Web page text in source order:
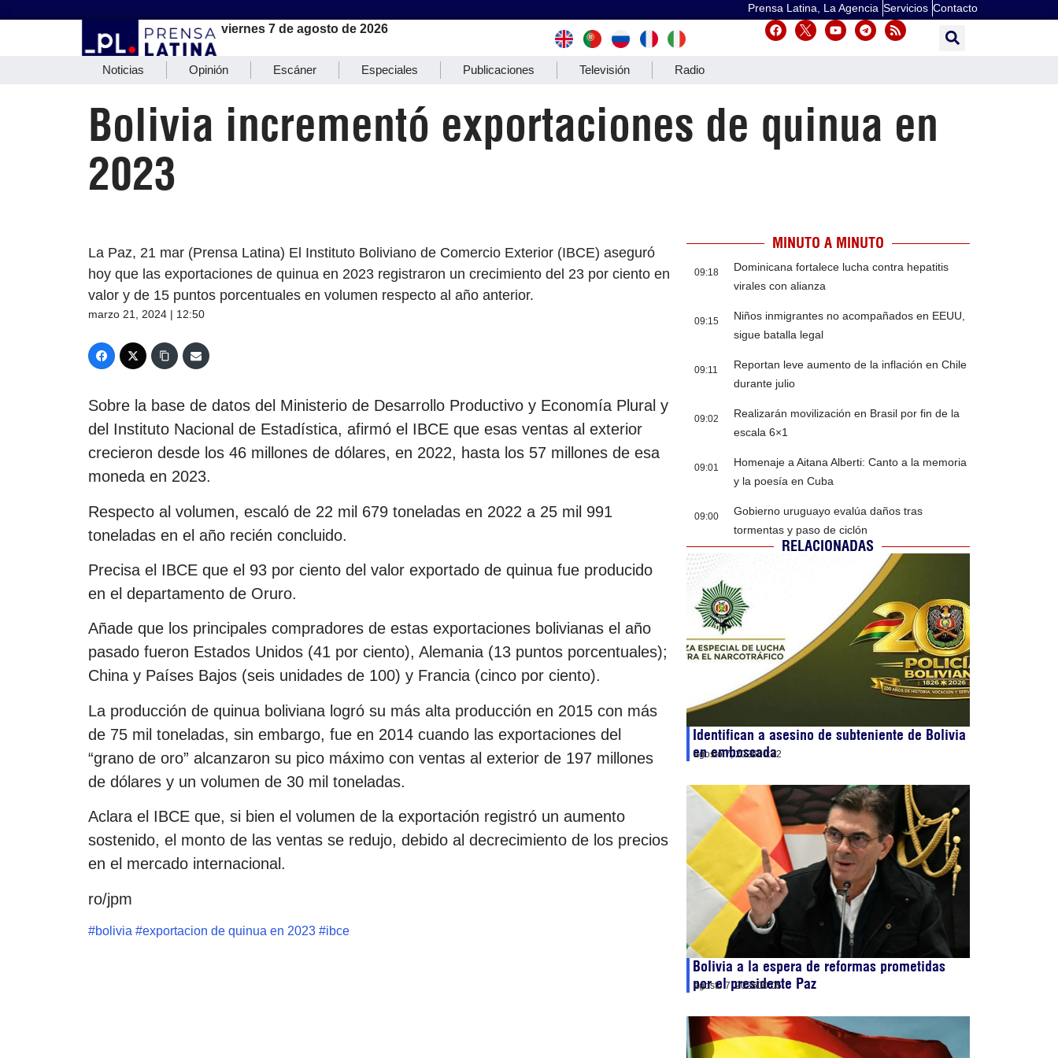
Prensa Latina, La Agencia Servicios Contacto
viernes 7 de agosto de 2026
Noticias Opinión Escáner Especiales Publicaciones Televisión Radio
Bolivia incrementó exportaciones de quinua en
2023
La Paz, 21 mar (Prensa Latina) El Instituto Boliviano de Comercio Exterior (IBCE) aseguró
hoy que las exportaciones de quinua en 2023 registraron un crecimiento del 23 por ciento en
valor y de 15 puntos porcentuales en volumen respecto al año anterior.
marzo 21, 2024 | 12:50
Sobre la base de datos del Ministerio de Desarrollo Productivo y Economía Plural y
del Instituto Nacional de Estadística, afirmó el IBCE que esas ventas al exterior
crecieron desde los 46 millones de dólares, en 2022, hasta los 57 millones de esa
moneda en 2023.
Respecto al volumen, escaló de 22 mil 679 toneladas en 2022 a 25 mil 991
toneladas en el año recién concluido.
Precisa el IBCE que el 93 por ciento del valor exportado de quinua fue producido
en el departamento de Oruro.
Añade que los principales compradores de estas exportaciones bolivianas el año
pasado fueron Estados Unidos (41 por ciento), Alemania (13 puntos porcentuales);
China y Países Bajos (seis unidades de 100) y Francia (cinco por ciento).
La producción de quinua boliviana logró su más alta producción en 2015 con más
de 75 mil toneladas, sin embargo, fue en 2014 cuando las exportaciones del
“grano de oro” alcanzaron su pico máximo con ventas al exterior de 197 millones
de dólares y un volumen de 30 mil toneladas.
Aclara el IBCE que, si bien el volumen de la exportación registró un aumento
sostenido, el monto de las ventas se redujo, debido al decrecimiento de los precios
en el mercado internacional.
ro/jpm
#bolivia #exportacion de quinua en 2023 #ibce
MINUTO A MINUTO
09:18
Dominicana fortalece lucha contra hepatitis
virales con alianza
09:15
Niños inmigrantes no acompañados en EEUU,
sigue batalla legal
09:11
Reportan leve aumento de la inflación en Chile
durante julio
09:02
Realizarán movilización en Brasil por fin de la
escala 6×1
09:01
Homenaje a Aitana Alberti: Canto a la memoria
y la poesía en Cuba
09:00
Gobierno uruguayo evalúa daños tras
tormentas y paso de ciclón
RELACIONADAS
Identifican a asesino de subteniente de Bolivia
en emboscada
agosto 7, 202600:22
Bolivia a la espera de reformas prometidas
por el presidente Paz
agosto 7, 202600:05